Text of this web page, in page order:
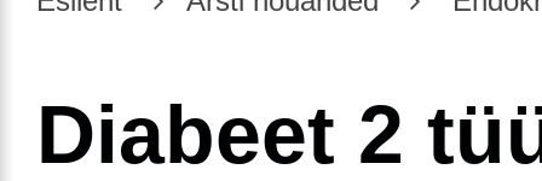
Diabeet 2